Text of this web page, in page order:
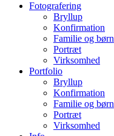
Fotografering
Bryllup
Konfirmation
Familie og børn
Portræt
Virksomhed
Portfolio
Bryllup
Konfirmation
Familie og børn
Portræt
Virksomhed